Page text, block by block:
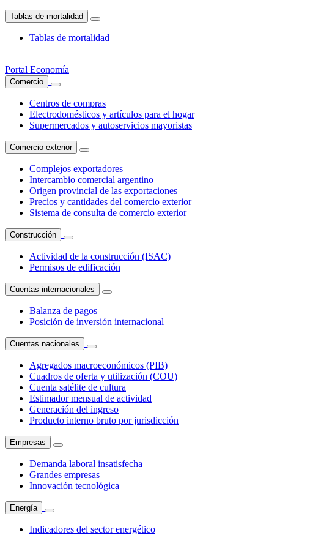
Tablas de mortalidad
Tablas de mortalidad
Portal Economía
Comercio
Centros de compras
Electrodomésticos y artículos para el hogar
Supermercados y autoservicios mayoristas
Comercio exterior
Complejos exportadores
Intercambio comercial argentino
Origen provincial de las exportaciones
Precios y cantidades del comercio exterior
Sistema de consulta de comercio exterior
Construcción
Actividad de la construcción (ISAC)
Permisos de edificación
Cuentas internacionales
Balanza de pagos
Posición de inversión internacional
Cuentas nacionales
Agregados macroeconómicos (PIB)
Cuadros de oferta y utilización (COU)
Cuenta satélite de cultura
Estimador mensual de actividad
Generación del ingreso
Producto interno bruto por jurisdicción
Empresas
Demanda laboral insatisfecha
Grandes empresas
Innovación tecnológica
Energía
Indicadores del sector energético